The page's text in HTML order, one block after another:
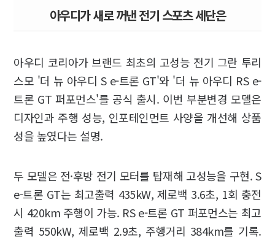
아우디가 새로 꺼낸 전기 스포츠 세단은
아우디 코리아가 브랜드 최초의 고성능 전기 그란 투리
스모 '더 뉴 아우디 S e-트론 GT'와 '더 뉴 아우디 RS e-
트론 GT 퍼포먼스'를 공식 출시. 이번 부분변경 모델은
디자인과 주행 성능, 인포테인먼트 사양을 개선해 상품
성을 높였다는 설명.
두 모델은 전·후방 전기 모터를 탑재해 고성능을 구현. S
e-트론 GT는 최고출력 435kW, 제로백 3.6초, 1회 충전
시 420km 주행이 가능. RS e-트론 GT 퍼포먼스는 최고
출력 550kW, 제로백 2.9초, 주행거리 384km를 기록.